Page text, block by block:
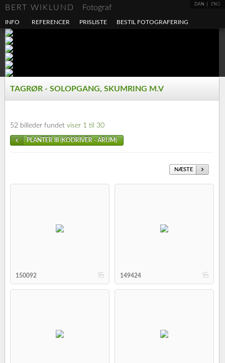
DAN ENG
BERT WIKLUND Fotograf
INFO REFERENCER PRISLISTE BESTIL FOTOGRAFERING
TAGRØR - SOLOPGANG, SKUMRING M.V
52 billeder fundet viser 1 til 30
PLANTER III (KODRIVER - ARUM)
NÆSTE
b
150092 b
149424